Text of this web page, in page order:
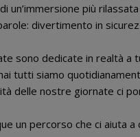
un’immersione più
divertimento in
sono dedicate in realtà a
tutti siamo
delle nostre giornate ci
un percorso che ci aiuta